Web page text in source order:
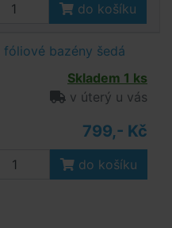
do košíku
bazény šedá
Skladem 1 ks
v úterý u vás
799,- Kč
do košíku